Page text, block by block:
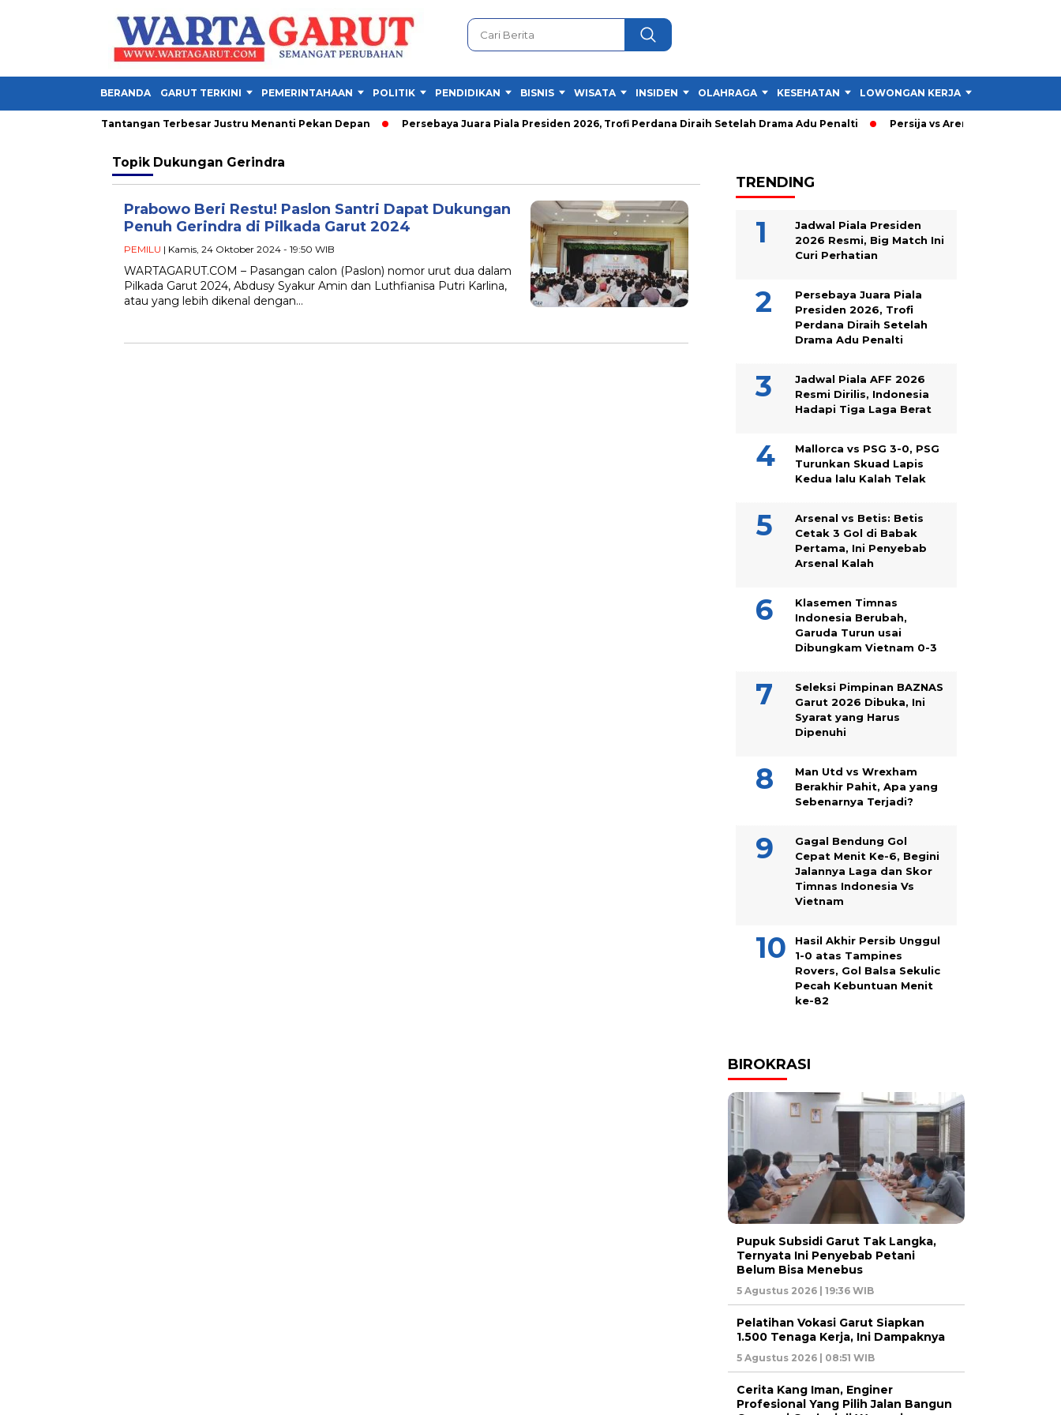
BERANDA GARUT TERKINI PEMERINTAHAAN POLITIK PENDIDIKAN BISNIS WISATA INSIDEN OLAHRAGA KESEHATAN LOWONGAN KERJA
2026, Tantangan Terbesar Justru Menanti Pekan Depan Persebaya Juara Piala Presiden 2026, Trofi Perdana Diraih Setelah Drama Adu Penalti Persija vs Arema: Persija Menang
Topik Dukungan Gerindra
Prabowo Beri Restu! Paslon Santri Dapat Dukungan
Penuh Gerindra di Pilkada Garut 2024
PEMILU | Kamis, 24 Oktober 2024 - 19:50 WIB
WARTAGARUT.COM – Pasangan calon (Paslon) nomor urut dua dalam
Pilkada Garut 2024, Abdusy Syakur Amin dan Luthfianisa Putri Karlina,
atau yang lebih dikenal dengan…
TRENDING
Jadwal Piala Presiden
2026 Resmi, Big Match Ini
Curi Perhatian
Persebaya Juara Piala
Presiden 2026, Trofi
Perdana Diraih Setelah
Drama Adu Penalti
Jadwal Piala AFF 2026
Resmi Dirilis, Indonesia
Hadapi Tiga Laga Berat
Mallorca vs PSG 3-0, PSG
Turunkan Skuad Lapis
Kedua lalu Kalah Telak
Arsenal vs Betis: Betis
Cetak 3 Gol di Babak
Pertama, Ini Penyebab
Arsenal Kalah
Klasemen Timnas
Indonesia Berubah,
Garuda Turun usai
Dibungkam Vietnam 0-3
Seleksi Pimpinan BAZNAS
Garut 2026 Dibuka, Ini
Syarat yang Harus
Dipenuhi
Man Utd vs Wrexham
Berakhir Pahit, Apa yang
Sebenarnya Terjadi?
Gagal Bendung Gol
Cepat Menit Ke-6, Begini
Jalannya Laga dan Skor
Timnas Indonesia Vs
Vietnam
Hasil Akhir Persib Unggul
1-0 atas Tampines
Rovers, Gol Balsa Sekulic
Pecah Kebuntuan Menit
ke-82
BIROKRASI
Pupuk Subsidi Garut Tak Langka,
Ternyata Ini Penyebab Petani
Belum Bisa Menebus
5 Agustus 2026 | 19:36 WIB
Pelatihan Vokasi Garut Siapkan
1.500 Tenaga Kerja, Ini Dampaknya
5 Agustus 2026 | 08:51 WIB
Cerita Kang Iman, Enginer
Profesional Yang Pilih Jalan Bangun